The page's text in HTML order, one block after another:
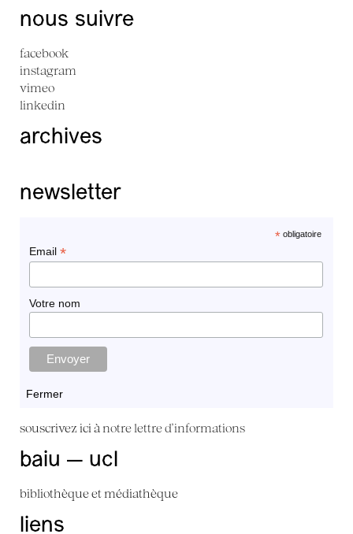
nous suivre
facebook
instagram
vimeo
linkedin
archives
newsletter
*obligatoire
Email *
Votre nom
Fermer
souscrivez ici à notre lettre d'informations
baiu — ucl
bibliothèque et médiathèque
liens